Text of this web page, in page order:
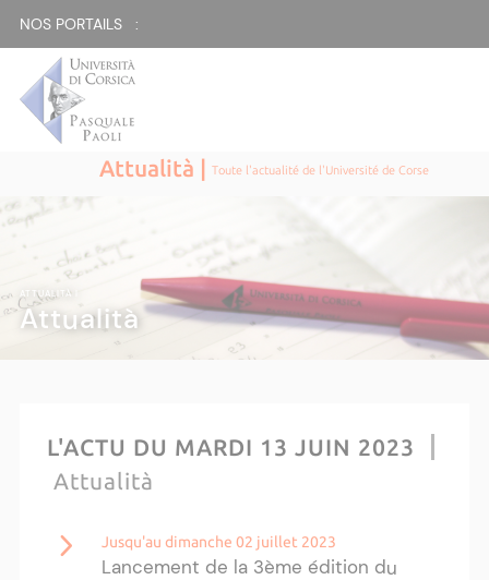
NOS PORTAILS :
Attualità |Toute l'actualité de l'Université de Corse
ATTUALITÀ |
Attualità
L'ACTU DU MARDI 13 JUIN 2023
Attualità
Jusqu'au dimanche 02 juillet 2023
Lancement de la 3ème édition du